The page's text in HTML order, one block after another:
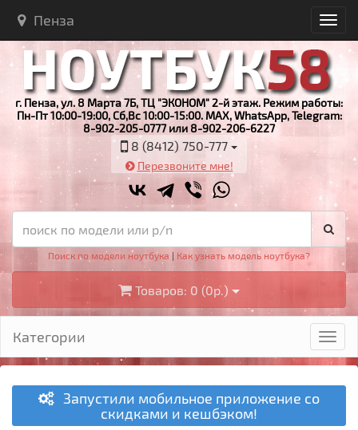
Пенза
г. Пенза, ул. 8 Марта 7Б, ТЦ "ЭКОНОМ" 2-й этаж. Режим работы:
Пн-Пт 10:00-19:00, Сб,Вс 10:00-15:00. MAX, WhatsApp, Telegram:
8-902-205-0777 или 8-902-206-6227
8 (8412) 750-777
Перезвоните мне!
Поиск по модели ноутбука | Как узнать модель ноутбука?
Товаров: 0 (0р.)
Категории
Запустили мобильное приложение со
скидками и кешбэком!